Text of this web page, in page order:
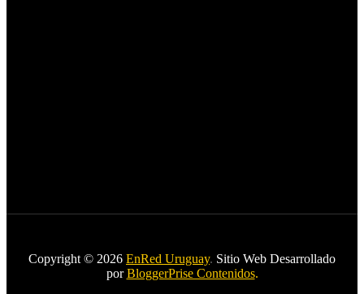
Copyright © 2026 EnRed Uruguay. Sitio Web Desarrollado
por BloggerPrise Contenidos.